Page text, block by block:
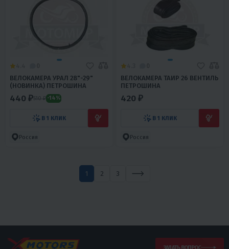
ВЕЛОКАМЕРА УРАЛ 28"-29"
(НОВИНКА) ПЕТРОШИНА
440 ₽510 ₽ -14%
В 1 КЛИК
Россия
ВЕЛОКАМЕРА ТАИР 26 ВЕНТИЛЬ
ПЕТРОШИНА
420 ₽
В 1 КЛИК
Россия
1 2 3
ЗАДАТЬ ВОПРОС